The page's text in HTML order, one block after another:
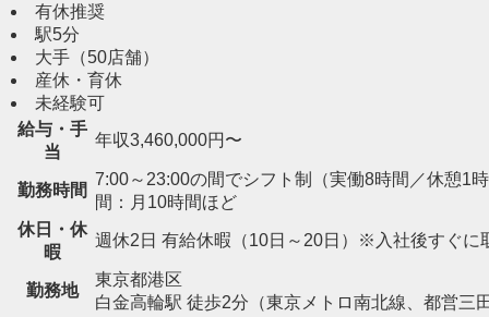
有休推奨
駅5分
大手（50店舗）
産休・育休
未経験可
給与・手
当
年収3,460,000円〜
勤務時間
7:00～23:00の間でシフト制（実働8時間／休憩
間：月10時間ほど
休日・休
暇
週休2日 有給休暇（10日～20日）※入社後すぐに
勤務地
東京都港区
白金高輪駅 徒歩2分（東京メトロ南北線、都営三